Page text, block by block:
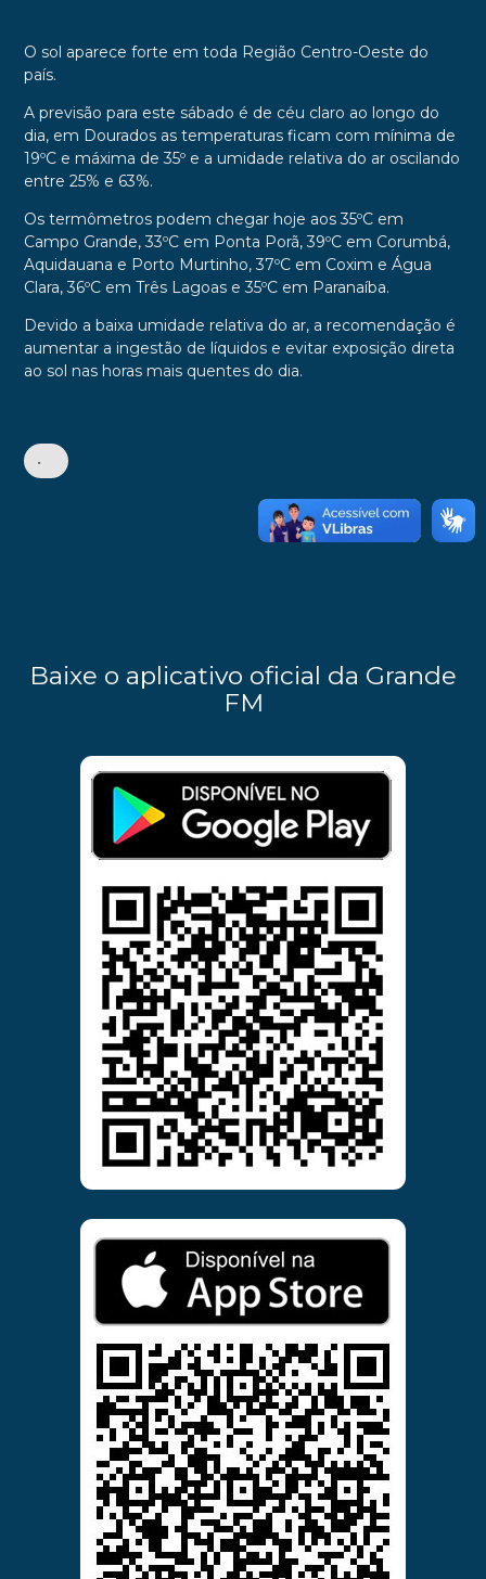
O sol aparece forte em toda Região Centro-Oeste do
país.
A previsão para este sábado é de céu claro ao longo do
dia, em Dourados as temperaturas ficam com mínima de
19ºC e máxima de 35º e a umidade relativa do ar oscilando
entre 25% e 63%.
Os termômetros podem chegar hoje aos 35ºC em
Campo Grande, 33ºC em Ponta Porã, 39ºC em Corumbá,
Aquidauana e Porto Murtinho, 37ºC em Coxim e Água
Clara, 36ºC em Três Lagoas e 35ºC em Paranaíba.
Devido a baixa umidade relativa do ar, a recomendação é
aumentar a ingestão de líquidos e evitar exposição direta
ao sol nas horas mais quentes do dia.
•
Baixe o aplicativo oficial da Grande
FM